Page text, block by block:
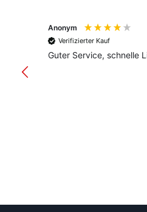
Anonym
Verifizierter Kauf
Guter Service, schnelle